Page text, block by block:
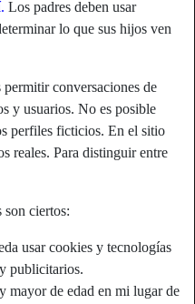
Los padres deben usar
lo que sus hijos ven
conversaciones de
y usuarios. No es posible
perfiles ficticios. En el sitio
reales. Para distinguir entre
son ciertos:
usar cookies y tecnologías
publicitarios.
mayor de edad en mi lugar de